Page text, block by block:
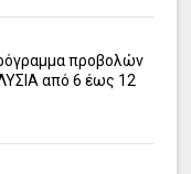
προβολών
από 6 έως 12